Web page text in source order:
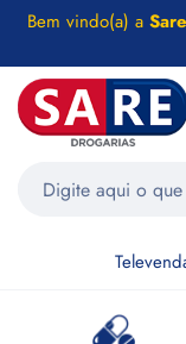
Bem vindo(a) a